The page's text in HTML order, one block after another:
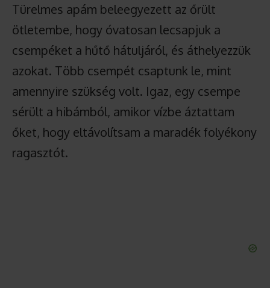
Türelmes apám beleegyezett az őrült
ötletembe, hogy óvatosan lecsapjuk a
csempéket a hűtő hátuljáról, és áthelyezzük
azokat. Több csempét csaptunk le, mint
amennyire szükség volt. Igaz, egy csempe
sérült a hibámból, amikor vízbe áztattam
őket, hogy eltávolítsam a maradék folyékony
ragasztót.